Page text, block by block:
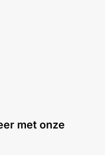
met onze